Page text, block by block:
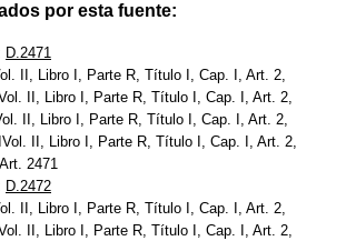
por esta fuente:
D.2471
II, Libro I, Parte R, Título I, Cap. I, Art. 2,
II, Libro I, Parte R, Título I, Cap. I, Art. 2,
II, Libro I, Parte R, Título I, Cap. I, Art. 2,
II, Libro I, Parte R, Título I, Cap. I, Art. 2,
2471
D.2472
II, Libro I, Parte R, Título I, Cap. I, Art. 2,
II, Libro I, Parte R, Título I, Cap. I, Art. 2,